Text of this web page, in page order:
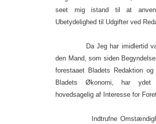
seet mig istand til at
Ubetydelighed til Udgifter ved
Da Jeg har imidlertid
den Mand, som siden
forestaaet Bladets Redaktion
Bladets Økonomi, har
hovedsagelig af Interesse for
Indtrufne